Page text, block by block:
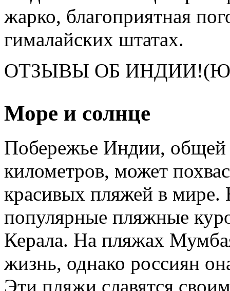
жарко, благоприятная
гималайских штатах.
ОТЗЫВЫ ОБ
Море и солнце
Побережье Индии, общей
километров, может
красивых пляжей в мире.
популярные пляжные
Керала. На пляжах
жизнь, однако россиян
Эти пляжи славятся